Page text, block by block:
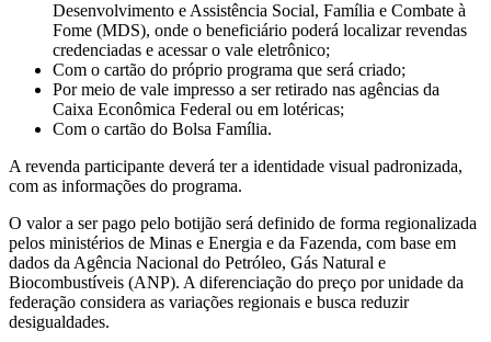
Desenvolvimento e Assistência Social, Família e Combate à
Fome (MDS), onde o beneficiário poderá localizar revendas
credenciadas e acessar o vale eletrônico;
Com o cartão do próprio programa que será criado;
Por meio de vale impresso a ser retirado nas agências da
Caixa Econômica Federal ou em lotéricas;
Com o cartão do Bolsa Família.
A revenda participante deverá ter a identidade visual padronizada,
com as informações do programa.
O valor a ser pago pelo botijão será definido de forma regionalizada
pelos ministérios de Minas e Energia e da Fazenda, com base em
dados da Agência Nacional do Petróleo, Gás Natural e
Biocombustíveis (ANP). A diferenciação do preço por unidade da
federação considera as variações regionais e busca reduzir
desigualdades.